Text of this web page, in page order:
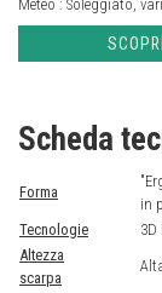
Meteo : Soleggiato,
Scheda
Forma
in
Tecnologie
Altezza
scarpa